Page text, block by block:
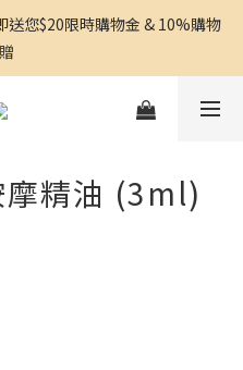
送您$20限時購物金 & 10%購物
摩精油 (3ml)